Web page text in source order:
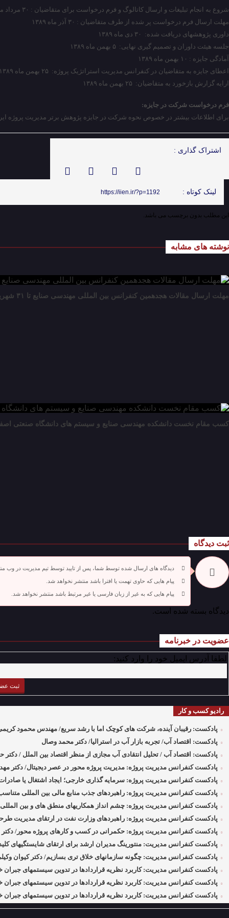
شروع به انجام تبلیغات و ارسال کاتالوگ و فرم درخواست برای متقاضیان : ۳۰ مرداد ماه ۱۳۸۹
مهلت ارسال فرم درخواست پر شده از طرف متقاضیان : ۳۰ آذر ماه ۱۳۸۹
داوری پژوهشهای دریافت شده: ۳۰ دی ماه ۱۳۸۹
جلسه هیئت داوران و تصمیم گیری نهایی: ۵ بهمن ماه ۱۳۸۹
آمادگی جایزه : ۱۰ بهمن ماه ۱۳۸۹
اعطای جایزه به متقاضیان در کنفرانس مدیریت استراتژیک پروژه: ۲۵ بهمن ماه ۱۳۸۹
ارایه گزارش بازخورد به متقاضیان: ۲۵ بهمن ماه ۱۳۸۹
فرم درخواست شرکت در جایزه:
برای اطلاعات بیشتر در خصوص نحوه شرکت در جایزه پژوهش برتر مدیریت پروژه
اشتراک گذاری :
لینک کوتاه : https://iien.ir/?p=1192
این مطلب بدون برچسب می باشد.
نوشته های مشابه
مهلت ارسال مقالات هجدهمین کنفرانس بین المللی مهندسی صنایع تا ۳۱ شهریور تمدید شد.
کسب مقام نخست دانشکده مهندسی صنایع و سیستم های دانشگاه صنعتی
ثبت دیدگاه
دیدگاه های ارسال شده توسط شما، پس از تایید توسط تیم مدیریت در وب
پیام هایی که حاوی تهمت یا افترا باشد منتشر نخواهد شد.
پیام هایی که به غیر از زبان فارسی یا غیر مرتبط باشد منتشر نخواهد شد.
دیدگاه بسته شده است.
عضویت در خبرنامه
لطفا آدرس ایمیل خود را وارد کنید:
رادیو کسب و کار
پادکست: رقیبان آینده، شرکت های کوچک اما با رشد سریع/ مهندس محمود
پادکست: اقتصاد آب/ تجربه بازار آب در استرالیا/ دکتر محمد وصال
پادکست: اقتصاد آب / تحلیل انتقادی آب مجازی از منظر اقتصاد بین الملل /
پادکست کنفرانس مدیریت پروژه: مدیریت پروژه محور در عصر دیجیتال/ دکتر
پادکست کنفرانس مدیریت پروژه: سرمایه گذاری خارجی؛ ایجاد اشتغال یا
پادکست کنفرانس مدیریت پروژه: راهبردهای جذب منابع مالی بین المللی
پادکست کنفرانس مدیریت پروژه: چشم انداز همکاریهای منطق های و بین
پادکست کنفرانس مدیریت پروژه: راهبردهای وزارت نفت در ارتقای مدیریت
پادکست کنفرانس مدیریت پروژه: حکمرانی در کسب و کارهای پروژه محور/ دکتر
پادکست کنفرانس مدیریت: منتورینگ مدیران ارشد برای ارتقای شایستگیهای
پادکست کنفرانس مدیریت: چگونه سازمانهای خلاق تری بسازیم/ دکتر کیوان
پادکست کنفرانس مدیریت: کاربرد نظریه قراردادها در تدوین سیستمهای
پادکست کنفرانس مدیریت: کاربرد نظریه قراردادها در تدوین سیستمهای
پادکست کنفرانس مدیریت: کاربرد نظریه قراردادها در تدوین سیستمهای
پادکست سخنرانی دکتر بهرخ خوشنویس در خصوص مدیریت و اقتصاد در فضا +